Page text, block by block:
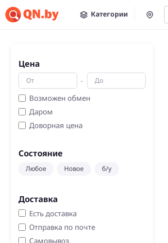
Категории
Цена
-
Возможен обмен
Даром
Доворная цена
Состояние
Любое Новое б/у
Доставка
Есть доставка
Отправка по почте
Самовывоз